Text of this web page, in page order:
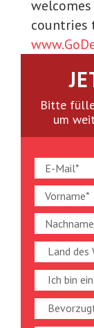
countries
Bitte
um